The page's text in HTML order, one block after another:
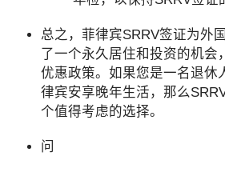
总之，菲律宾SRRV签证为外
了一个永久居住和投资的机会
优惠政策。如果您是一名退休
律宾安享晚年生活，那么
个值得考虑的选择。
问